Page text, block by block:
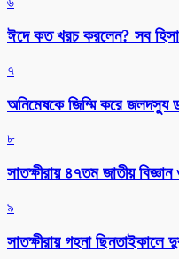
ঈদে কত খরচ করলেন? সব
৭
অনিমেষকে জিম্মি করে
৮
সাতক্ষীরায় ৪৭তম জাতীয়
৯
সাতক্ষীরায় গহনা ছিনতাইকালে